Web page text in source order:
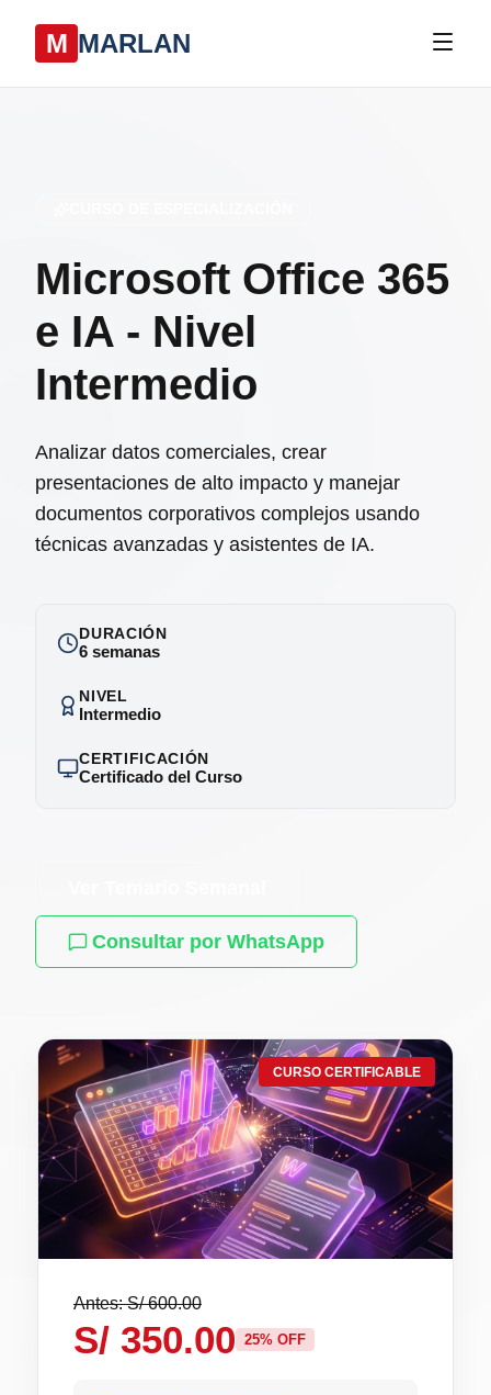
M MARLAN
Microsoft Office 365
e IA - Nivel
Intermedio
Analizar datos comerciales, crear
presentaciones de alto impacto y manejar
documentos corporativos complejos usando
técnicas avanzadas y asistentes de IA.
DURACIÓN
6 semanas
NIVEL
Intermedio
CERTIFICACIÓN
Certificado del Curso
Consultar por WhatsApp
CURSO CERTIFICABLE
Antes: S/ 600.00
S/ 350.00 25% OFF